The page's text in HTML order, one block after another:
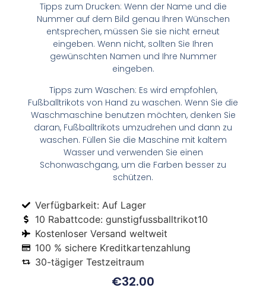
Tipps zum Drucken: Wenn der Name und die
Nummer auf dem Bild genau Ihren Wünschen
entsprechen, müssen Sie sie nicht erneut
eingeben. Wenn nicht, sollten Sie Ihren
gewünschten Namen und Ihre Nummer
eingeben.
Tipps zum Waschen: Es wird empfohlen,
Fußballtrikots von Hand zu waschen. Wenn Sie die
Waschmaschine benutzen möchten, denken Sie
daran, Fußballtrikots umzudrehen und dann zu
waschen. Füllen Sie die Maschine mit kaltem
Wasser und verwenden Sie einen
Schonwaschgang, um die Farben besser zu
schützen.
Verfügbarkeit: Auf Lager
10 Rabattcode: gunstigfussballtrikot10
Kostenloser Versand weltweit
100 % sichere Kreditkartenzahlung
30-tägiger Testzeitraum
€32.00